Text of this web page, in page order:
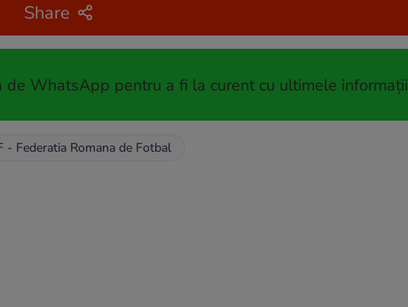
Share
WhatsApp pentru a fi la curent cu ultimele informații
- Federatia Romana de Fotbal